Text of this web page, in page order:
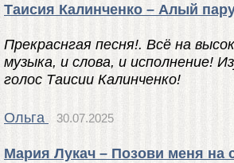
Таисия Калинченко – Алый
Прекраснгая песня!. Всё на
музыка, и слова, и исполнение!
голос Таисии Калинченко!
Ольга 30.07.2025
Мария Лукач – Позови меня на